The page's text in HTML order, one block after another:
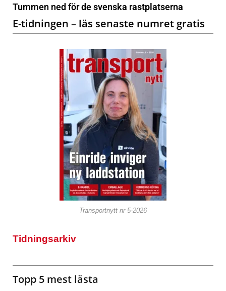
Tummen ned för de svenska rastplatserna
E-tidningen – läs senaste numret gratis
Transportnytt nr 5-2026
Tidningsarkiv
Topp 5 mest lästa